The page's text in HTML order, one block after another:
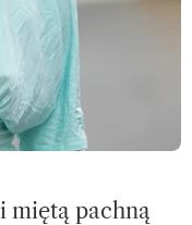
miętą pachną